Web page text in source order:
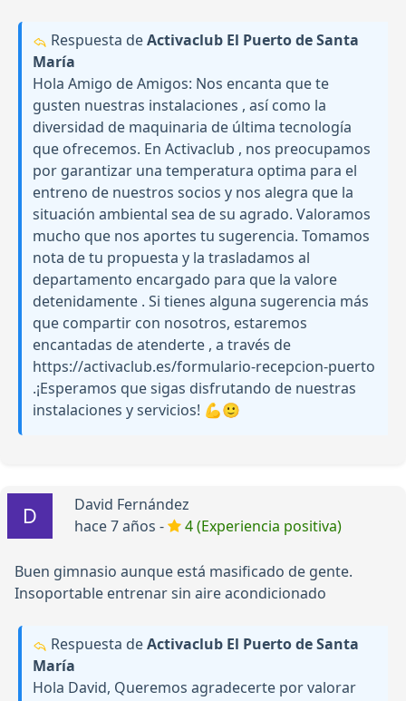
Respuesta deActivaclub El Puerto de Santa
María
Hola Amigo de Amigos: Nos encanta que te
gusten nuestras instalaciones , así como la
diversidad de maquinaria de última tecnología
que ofrecemos. En Activaclub , nos preocupamos
por garantizar una temperatura optima para el
entreno de nuestros socios y nos alegra que la
situación ambiental sea de su agrado. Valoramos
mucho que nos aportes tu sugerencia. Tomamos
nota de tu propuesta y la trasladamos al
departamento encargado para que la valore
detenidamente . Si tienes alguna sugerencia más
que compartir con nosotros, estaremos
encantadas de atenderte , a través de
https://activaclub.es/formulario-recepcion-puerto
.¡Esperamos que sigas disfrutando de nuestras
instalaciones y servicios! 💪🙂
David Fernández
hace 7 años -
4 (Experiencia positiva)
Buen gimnasio aunque está masificado de gente.
Insoportable entrenar sin aire acondicionado
Respuesta deActivaclub El Puerto de Santa
María
Hola David, Queremos agradecerte por valorar